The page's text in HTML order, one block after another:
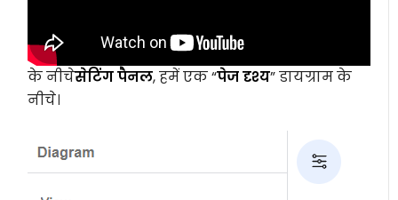
के नीचेसेटिंग पैनल, हमें एक “पेज दृश्य” डायग्राम के
नीचे।